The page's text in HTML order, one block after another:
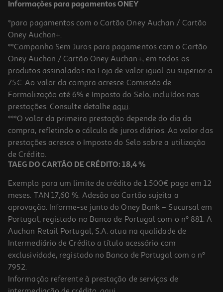
4.7
Miolo De Avelã Auchan Bio 125 G
27.92 €/Kg
3,49 €
Informações para pagamentos ONEY
*para pagamentos com o Cartão Oney Auchan / Cartão
Oney Auchan+.
**Campanha Sem Juros para pagamentos com o Cartão
Oney Auchan / Cartão Oney Auchan+, em todos os
produtos assinalados na Loja de valor igual ou superior a
75€. Ao valor da compra acresce Comissão de
Formalização até 6% e Imposto do Selo, incluídos nas
prestações. Consulte detalhe aqui.
***O valor da primeira prestação depende do dia da
compra, refletindo o cálculo de juros diários. Ao valor das
prestações acresce o Imposto do Selo sobre a utilização
de Crédito.
TAEG DO CARTÃO DE CRÉDITO: 18,4 %
Exemplo para um limite de crédito de 1.500€ pago em 12
meses. TAN 17,60 %. Adesão ao Cartão sujeita a
aprovação. Informe-se junto do Oney Bank – Sucursal em
Portugal, registado no Banco de Portugal com o nº 881. A
Auchan Retail Portugal, S.A. atua na qualidade de
Intermediário de Crédito a título acessório com
exclusividade, registado no Banco de Portugal com o nº
7952.
Informação referente à prestação de serviços de